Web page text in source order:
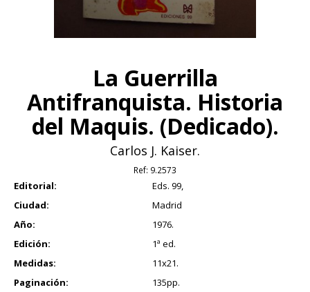
La Guerrilla
Antifranquista. Historia
del Maquis. (Dedicado).
Carlos J. Kaiser.
Ref: 9.2573
Editorial:
Eds. 99,
Ciudad:
Madrid
Año:
1976.
Edición:
1ª ed.
Medidas:
11x21.
Paginación:
135pp.